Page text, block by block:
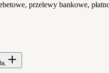
przelewy bankowe,